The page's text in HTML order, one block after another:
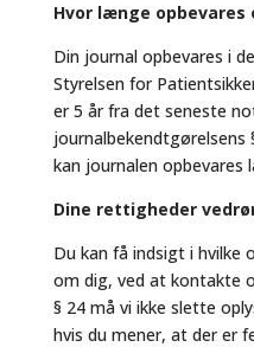
Hvor længe opbevares
Din journal opbevares i
Styrelsen for
er 5 år fra det seneste
kan journalen opbevares
Dine rettigheder
Du kan få indsigt i hvilke
om dig, ved at kontakte
§ 24 må vi ikke slette
hvis du mener, at der er